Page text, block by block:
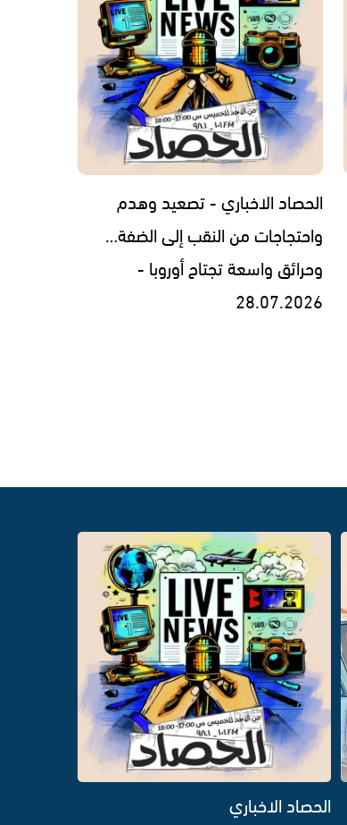
الحصاد الاخباري - تصعيد وهدم
واحتجاجات من النقب إلى الضفة…
وحرائق واسعة تجتاح أوروبا -
28.07.2026
الحصاد الاخباري